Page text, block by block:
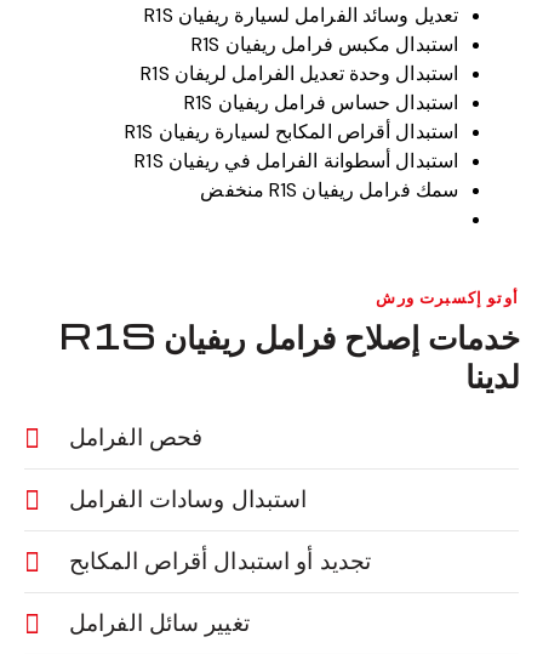
تعديل وسائد الفرامل لسيارة ريفيان R1S
استبدال مكبس فرامل ريفيان R1S
استبدال وحدة تعديل الفرامل لريفان R1S
استبدال حساس فرامل ريفيان R1S
استبدال أقراص المكابح لسيارة ريفيان R1S
استبدال أسطوانة الفرامل في ريفيان R1S
سمك فرامل ريفيان R1S منخفض
أوتو إكسبرت ورش
خدمات إصلاح فرامل ريفيان R1S
لدينا
فحص الفرامل
استبدال وسادات الفرامل
تجديد أو استبدال أقراص المكابح
تغيير سائل الفرامل